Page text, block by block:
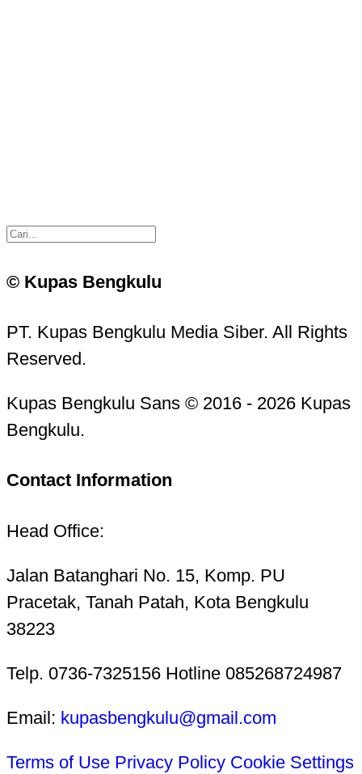
© Kupas Bengkulu
PT. Kupas Bengkulu Media Siber. All Rights
Reserved.
Kupas Bengkulu Sans © 2016 - 2026 Kupas
Bengkulu.
Contact Information
Head Office:
Jalan Batanghari No. 15, Komp. PU
Pracetak, Tanah Patah, Kota Bengkulu
38223
Telp. 0736-7325156 Hotline 085268724987
Email: kupasbengkulu@gmail.com
Terms of Use Privacy Policy Cookie Settings